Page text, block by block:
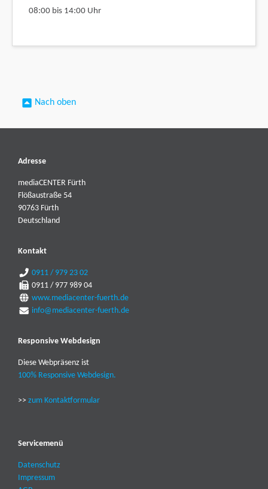
08:00 bis 14:00 Uhr
Nach oben
Adresse
mediaCENTER Fürth
Flößaustraße 54
90763 Fürth
Deutschland
Kontakt
0911 / 979 23 02
0911 / 977 989 04
www.mediacenter-fuerth.de
info@mediacenter-fuerth.de
Responsive Webdesign
Diese Webpräsenz ist
100% Responsive Webdesign.
>> zum Kontaktformular
Servicemenü
Datenschutz
Impressum